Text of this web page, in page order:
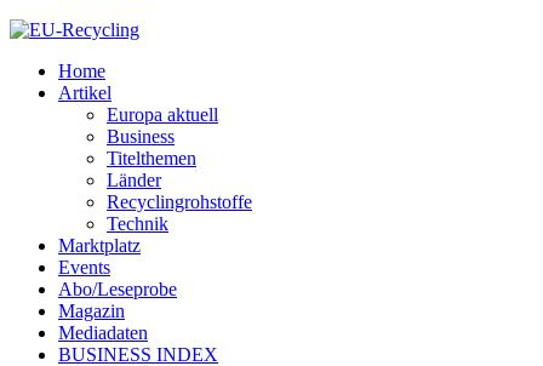
Home
Artikel
Europa aktuell
Business
Titelthemen
Länder
Recyclingrohstoffe
Technik
Marktplatz
Events
Abo/Leseprobe
Magazin
Mediadaten
BUSINESS INDEX